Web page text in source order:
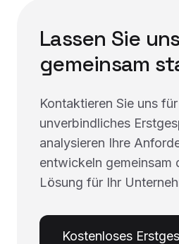
Lassen Sie uns
gemeinsam
Kontaktieren Sie uns
unverbindliches
analysieren Ihre
entwickeln gemeinsam
Lösung für Ihr
Kostenloses